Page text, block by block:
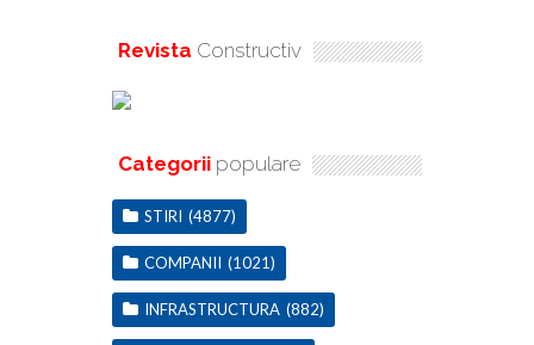
Revista Constructiv
Categorii populare
STIRI (4877)
COMPANII (1021)
INFRASTRUCTURA (882)